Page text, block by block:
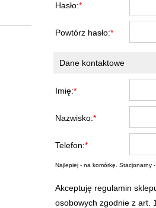
Hasło:*
Powtórz hasło:*
Dane kontaktowe
Imię:*
Nazwisko:*
Telefon:*
Najlepiej - na komórkę. Stacjonarny -
Akceptuję regulamin
osobowych zgodnie z art.